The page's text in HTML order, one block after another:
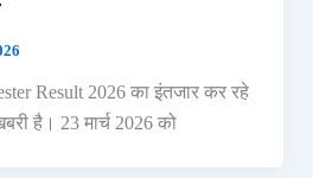
Result 2026 का इंतजार कर रहे
है। 23 मार्च 2026 को